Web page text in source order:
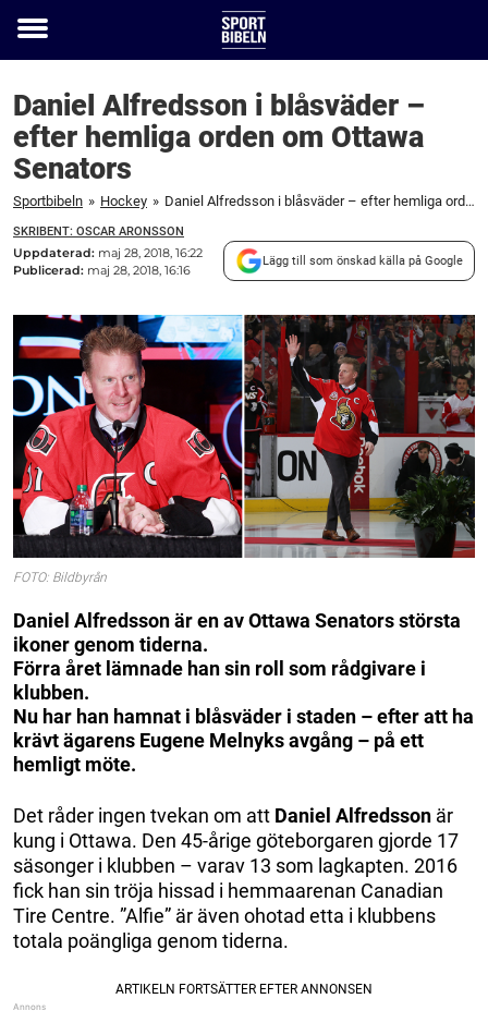
Toggle
Daniel Alfredsson i blåsväder –
efter hemliga orden om Ottawa
Senators
Sportbibeln » Hockey » Daniel Alfredsson i blåsväder – efter hemliga orden om Ottawa Senators
SKRIBENT: OSCAR ARONSSON
Uppdaterad: maj 28, 2018, 16:22
Publicerad: maj 28, 2018, 16:16
Lägg till som önskad källa på Google
FOTO: Bildbyrån
Daniel Alfredsson är en av Ottawa Senators största
ikoner genom tiderna.
Förra året lämnade han sin roll som rådgivare i
klubben.
Nu har han hamnat i blåsväder i staden – efter att ha
krävt ägarens Eugene Melnyks avgång – på ett
hemligt möte.
Det råder ingen tvekan om att Daniel Alfredsson är
kung i Ottawa. Den 45-årige göteborgaren gjorde 17
säsonger i klubben – varav 13 som lagkapten. 2016
fick han sin tröja hissad i hemmaarenan Canadian
Tire Centre. ”Alfie” är även ohotad etta i klubbens
totala poängliga genom tiderna.